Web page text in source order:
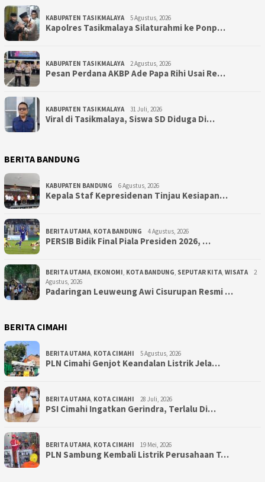
KABUPATEN TASIKMALAYA 5 Agustus, 2026
Kapolres Tasikmalaya Silaturahmi ke Ponp…
KABUPATEN TASIKMALAYA 2 Agustus, 2026
Pesan Perdana AKBP Ade Papa Rihi Usai Re…
KABUPATEN TASIKMALAYA 31 Juli, 2026
Viral di Tasikmalaya, Siswa SD Diduga Di…
BERITA BANDUNG
KABUPATEN BANDUNG 6 Agustus, 2026
Kepala Staf Kepresidenan Tinjau Kesiapan…
BERITA UTAMA, KOTA BANDUNG 4 Agustus, 2026
PERSIB Bidik Final Piala Presiden 2026, …
BERITA UTAMA, EKONOMI, KOTA BANDUNG, SEPUTAR KITA, WISATA
2
Agustus, 2026
Padaringan Leuweung Awi Cisurupan Resmi …
BERITA CIMAHI
BERITA UTAMA, KOTA CIMAHI 5 Agustus, 2026
PLN Cimahi Genjot Keandalan Listrik Jela…
BERITA UTAMA, KOTA CIMAHI 28 Juli, 2026
PSI Cimahi Ingatkan Gerindra, Terlalu Di…
BERITA UTAMA, KOTA CIMAHI 19 Mei, 2026
PLN Sambung Kembali Listrik Perusahaan T…